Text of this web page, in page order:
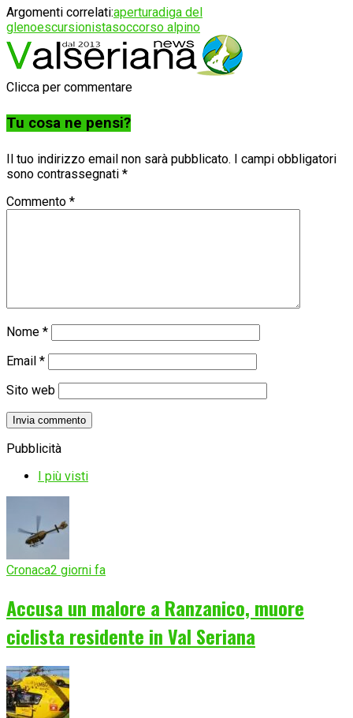
Argomenti correlati:aperturadiga del
glenoescursionistasoccorso alpino
Clicca per commentare
Tu cosa ne pensi?
Il tuo indirizzo email non sarà pubblicato. I campi obbligatori
sono contrassegnati *
Commento *
Nome *
Email *
Sito web
Pubblicità
I più visti
Cronaca2 giorni fa
Accusa un malore a Ranzanico, muore
ciclista residente in Val Seriana